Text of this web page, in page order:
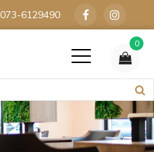
073-6129490
0